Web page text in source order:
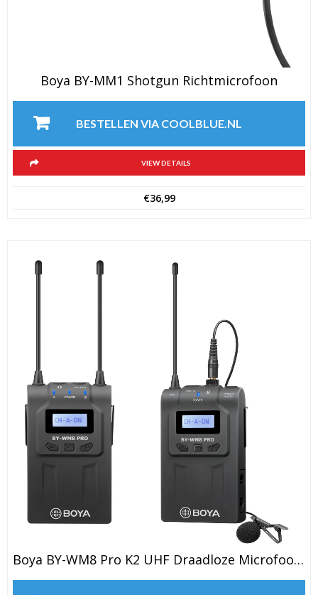
Boya BY-MM1 Shotgun Richtmicrofoon
BESTELLEN VIA COOLBLUE.NL
VIEW DETAILS
€36,99
Boya BY-WM8 Pro K2 UHF Draadloze Microfoon Kit 2TX+1RX